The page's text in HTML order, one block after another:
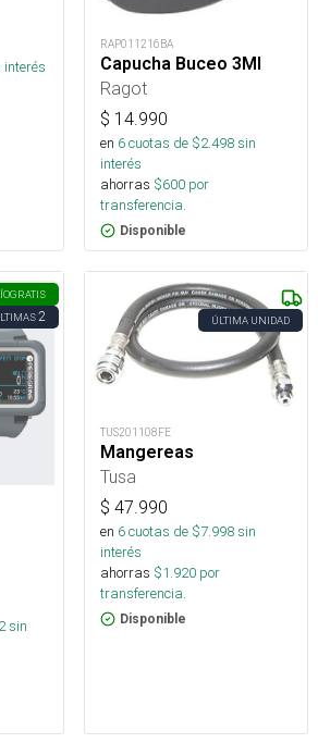
interés
RAP011216BA
Capucha Buceo 3Ml
Ragot
$ 14.990
en 6cuotas de $2.498sin
interés
ahorras $600 por
transferencia.
Disponible
GRATIS
2
sin
ÚLTIMA UNIDAD
TUS201108FE
Mangereas
Tusa
$ 47.990
en 6cuotas de $7.998sin
interés
ahorras $1.920 por
transferencia.
Disponible